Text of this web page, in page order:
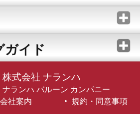
ガイド
株式会社 ナランハ
ナランハ バルーン カンパニー
会社案内
規約・同意事項